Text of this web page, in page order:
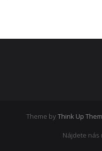
Projekty
- Projekt Zuška do uška
Theme by Think Up
Nájdete nás